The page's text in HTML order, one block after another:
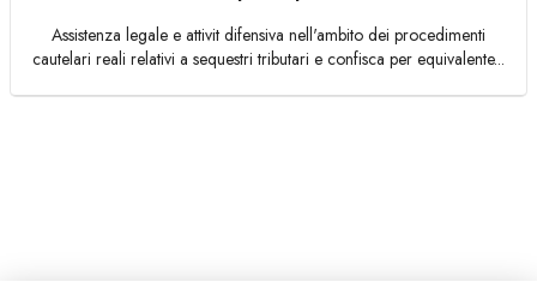
Assistenza legale e attivit difensiva nell'ambito dei procedimenti
cautelari reali relativi a sequestri tributari e confisca per equivalente...